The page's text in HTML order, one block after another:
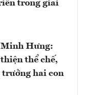
trong giai
Hưng:
thể chế,
hai con